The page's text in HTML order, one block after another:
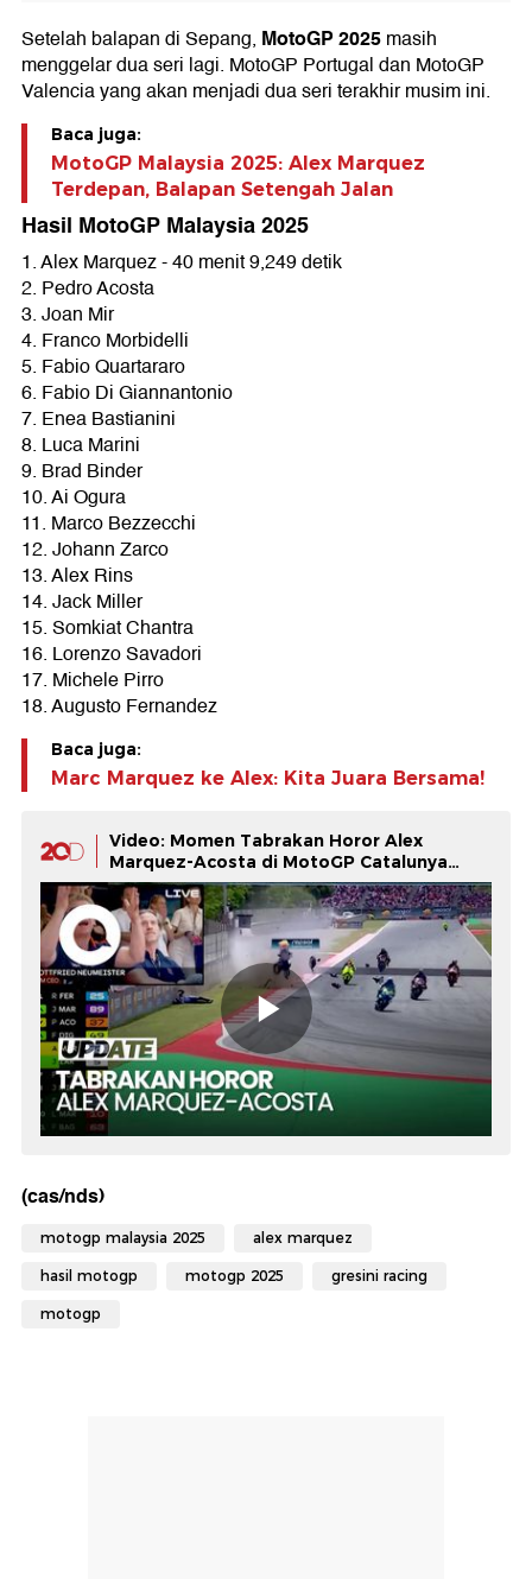
Setelah balapan di Sepang, MotoGP 2025masih
menggelar dua seri lagi. MotoGP Portugal dan MotoGP
Valencia yang akan menjadi dua seri terakhir musim ini.
Baca juga:
MotoGP Malaysia 2025: Alex Marquez
Terdepan, Balapan Setengah Jalan
Hasil MotoGP Malaysia 2025
1. Alex Marquez - 40 menit 9,249 detik
2. Pedro Acosta
3. Joan Mir
4. Franco Morbidelli
5. Fabio Quartararo
6. Fabio Di Giannantonio
7. Enea Bastianini
8. Luca Marini
9. Brad Binder
10. Ai Ogura
11. Marco Bezzecchi
12. Johann Zarco
13. Alex Rins
14. Jack Miller
15. Somkiat Chantra
16. Lorenzo Savadori
17. Michele Pirro
18. Augusto Fernandez
Baca juga:
Marc Marquez ke Alex: Kita Juara Bersama!
Video: Momen Tabrakan Horor Alex
Marquez-Acosta di MotoGP Catalunya
2026
(cas/nds)
motogp malaysia 2025 alex marquez
hasil motogp motogp 2025 gresini racing
motogp